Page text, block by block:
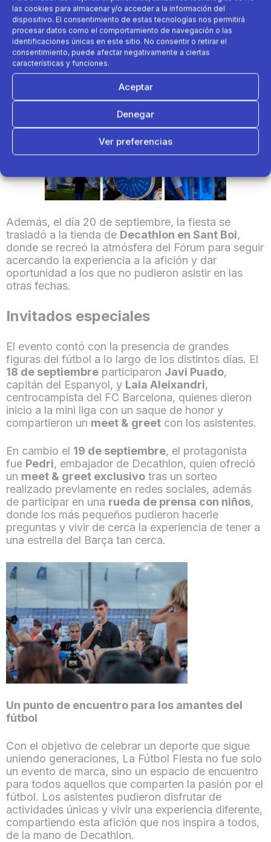
las cookies para almacenar y/o acceder a la información del
dispositivo. El consentimiento de estas tecnologías nos permitirá
procesar datos como el comportamiento de navegación o las
identificaciones únicas en este sitio. No consentir o retirar el
consentimiento, puede afectar negativamente a ciertas
características y funciones.
Aceptar
Denegar
Ver preferencias
y por supuesto más premios para los
ganadores.
Zona fútbol:Decathlon creó un campo
artificial de fútbol donde se llevó a cabo una
mini liga masculina y femenina. Los
participantes (inscritos a través de las redes
de la marca) compitieron por el premio de una
plaza en la liga anualTiki-Taka
equipamiento completo de Decathlon.
Además, el día 20 de septiembre, la fiesta se
trasladó a la tienda de Decathlon en Sant Boi,
donde se recreó la atmósfera del Fórum para seguir
acercando la experiencia a la afición y dar
oportunidad a los que no pudieron asistir en las
otras fechas.
Invitados especiales
El evento contó con la presencia de grandes
figuras del fútbol a lo largo de los distintos días. El
18 de septiembre participaron Javi Puado,
capitán del Espanyol, y Laia Aleixandri,
centrocampista del FC Barcelona, quienes dieron
inicio a la mini liga con un saque de honor y
compartieron un meet & greet con los asistentes.
En cambio el 19 de septiembre, el protagonista
fue Pedri, embajador de Decathlon, quien ofreció
un meet & greet exclusivo tras un sorteo
realizado previamente en redes sociales, además
de participar en una rueda de prensa con niños,
donde los más pequeños pudieron hacerle
preguntas y vivir de cerca la experiencia de tener a
una estrella del Barça tan cerca.
Un punto de encuentro para los amantes del
fútbol
Con el objetivo de celebrar un deporte que sigue
uniendo generaciones, La Fútbol Fiesta no fue solo
un evento de marca, sino un espacio de encuentro
para todos aquellos que comparten la pasión por el
fútbol. Los asistentes pudieron disfrutar de
actividades únicas y vivir una experiencia diferente,
compartiendo esta afición que nos inspira a todos,
de la mano de Decathlon.